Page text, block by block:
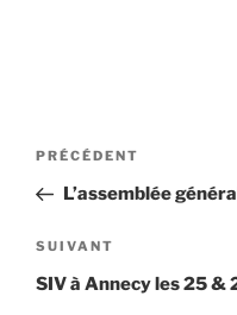
Navigation
l’article
Article
précédent
PRÉCÉDENT
L’assemblée
Article
suivant
SUIVANT
SIV à Annecy les 25